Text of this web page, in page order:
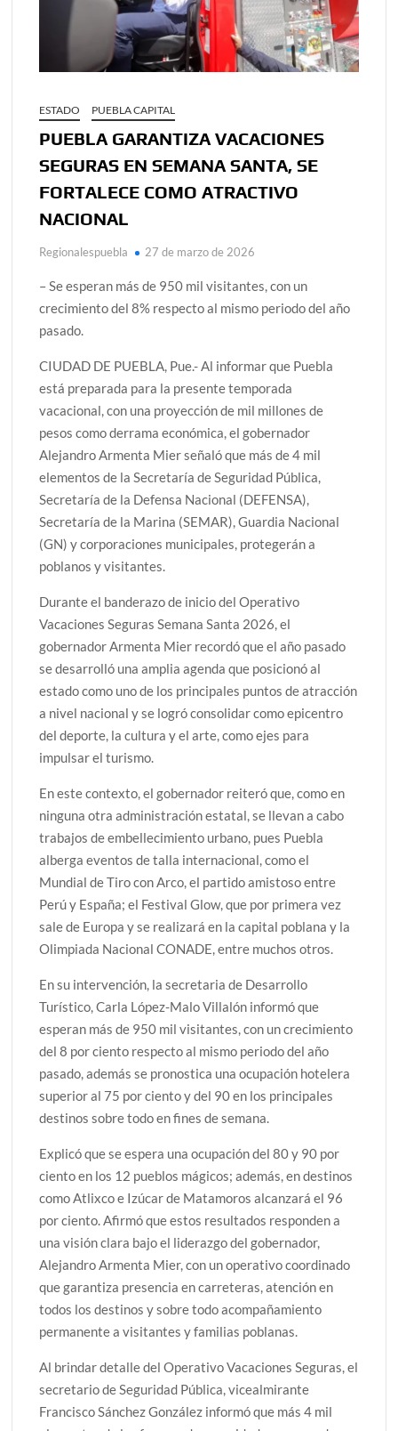
ESTADO PUEBLA CAPITAL
PUEBLA GARANTIZA VACACIONES
SEGURAS EN SEMANA SANTA, SE
FORTALECE COMO ATRACTIVO
NACIONAL
Regionalespuebla 27 de marzo de 2026
– Se esperan más de 950 mil visitantes, con un
crecimiento del 8% respecto al mismo periodo del año
pasado.
CIUDAD DE PUEBLA, Pue.- Al informar que Puebla
está preparada para la presente temporada
vacacional, con una proyección de mil millones de
pesos como derrama económica, el gobernador
Alejandro Armenta Mier señaló que más de 4 mil
elementos de la Secretaría de Seguridad Pública,
Secretaría de la Defensa Nacional (DEFENSA),
Secretaría de la Marina (SEMAR), Guardia Nacional
(GN) y corporaciones municipales, protegerán a
poblanos y visitantes.
Durante el banderazo de inicio del Operativo
Vacaciones Seguras Semana Santa 2026, el
gobernador Armenta Mier recordó que el año pasado
se desarrolló una amplia agenda que posicionó al
estado como uno de los principales puntos de atracción
a nivel nacional y se logró consolidar como epicentro
del deporte, la cultura y el arte, como ejes para
impulsar el turismo.
En este contexto, el gobernador reiteró que, como en
ninguna otra administración estatal, se llevan a cabo
trabajos de embellecimiento urbano, pues Puebla
alberga eventos de talla internacional, como el
Mundial de Tiro con Arco, el partido amistoso entre
Perú y España; el Festival Glow, que por primera vez
sale de Europa y se realizará en la capital poblana y la
Olimpiada Nacional CONADE, entre muchos otros.
En su intervención, la secretaria de Desarrollo
Turístico, Carla López-Malo Villalón informó que
esperan más de 950 mil visitantes, con un crecimiento
del 8 por ciento respecto al mismo periodo del año
pasado, además se pronostica una ocupación hotelera
superior al 75 por ciento y del 90 en los principales
destinos sobre todo en fines de semana.
Explicó que se espera una ocupación del 80 y 90 por
ciento en los 12 pueblos mágicos; además, en destinos
como Atlixco e Izúcar de Matamoros alcanzará el 96
por ciento. Afirmó que estos resultados responden a
una visión clara bajo el liderazgo del gobernador,
Alejandro Armenta Mier, con un operativo coordinado
que garantiza presencia en carreteras, atención en
todos los destinos y sobre todo acompañamiento
permanente a visitantes y familias poblanas.
Al brindar detalle del Operativo Vacaciones Seguras, el
secretario de Seguridad Pública, vicealmirante
Francisco Sánchez González informó que más 4 mil